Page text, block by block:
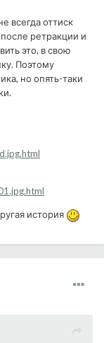
всегда оттиск
ретракции и
это, в свою
Поэтому
но опять-таки
история